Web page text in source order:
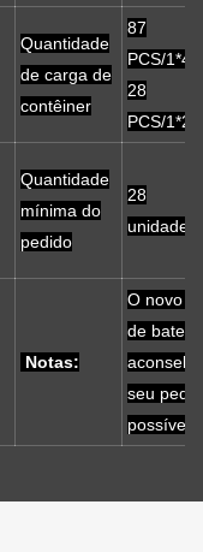
Quantidade
de carga de
contêiner
87
PCS/
28
PCS/
Quantidade
mínima do
pedido
28
Notas:
O novo
de
seu
possível